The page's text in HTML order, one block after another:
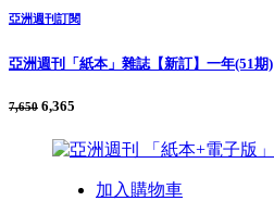
亞洲週刊訂閱
亞洲週刊「紙本」雜誌【新訂】一年(51期)
7,650 6,365
加入購物車